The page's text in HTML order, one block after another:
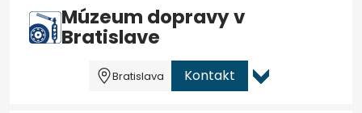
Múzeum dopravy v
Bratislave
Bratislava Kontakt